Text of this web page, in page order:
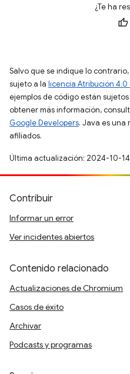
¿Te ha
Salvo que se indique lo
sujeto a la licencia Atribución
ejemplos de código están sujetos
obtener más información,
Google Developers. Java es una
afiliados.
Última actualización: 2024-10-14
Contribuir
Informar un error
Ver incidentes abiertos
Contenido relacionado
Actualizaciones de Chromium
Casos de éxito
Archivar
Podcasts y programas